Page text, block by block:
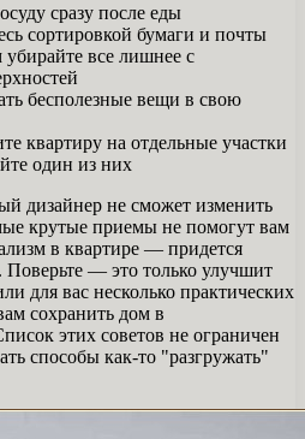
сразу после еды
сортировкой бумаги и почты
все лишнее с
бесполезные вещи в свою
квартиру на отдельные участки
один из них
дизайнер не сможет изменить
крутые приемы не помогут вам
в квартире — придется
— это только улучшит
для вас несколько практических
сохранить дом в
этих советов не ограничен
способы как-то "разгружать"